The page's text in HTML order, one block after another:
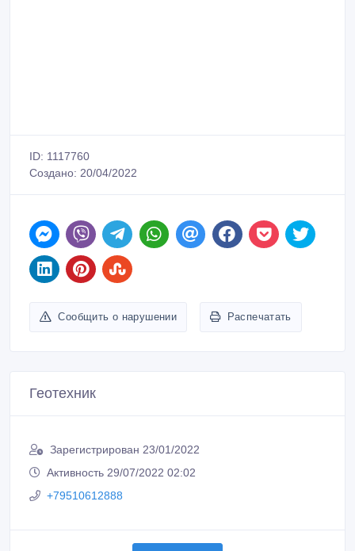
ID: 1117760
Создано: 20/04/2022
Сообщить о нарушении Распечатать
Геотехник
Зарегистрирован 23/01/2022
Активность 29/07/2022 02:02
+79510612888